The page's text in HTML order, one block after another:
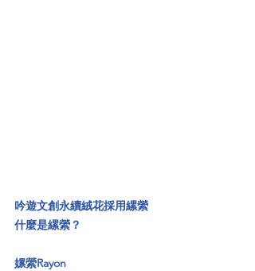
吟遊文創永續絨花採用縲縈
什麼是縲縈？
嫘縈Rayon